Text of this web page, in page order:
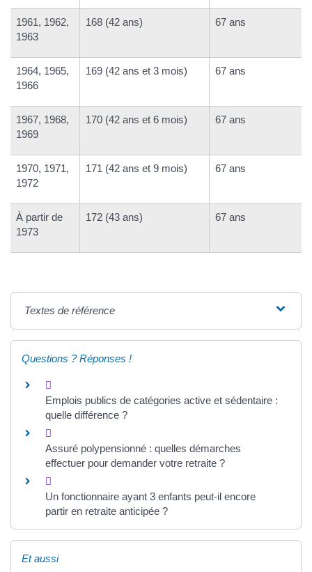
1961, 1962,
1963
168 (42 ans) 67 ans
1964, 1965,
1966
169 (42 ans et 3 mois) 67 ans
1967, 1968,
1969
170 (42 ans et 6 mois) 67 ans
1970, 1971,
1972
171 (42 ans et 9 mois) 67 ans
À partir de
1973
172 (43 ans) 67 ans
Textes de référence
Questions ? Réponses !
Emplois publics de catégories active et sédentaire :
quelle différence ?
Assuré polypensionné : quelles démarches
effectuer pour demander votre retraite ?
Un fonctionnaire ayant 3 enfants peut-il encore
partir en retraite anticipée ?
Et aussi